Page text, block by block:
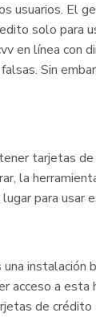
usuarios. El
solo para
en línea con
Sin
tarjetas
la
para usar
instalación
acceso a esta
de